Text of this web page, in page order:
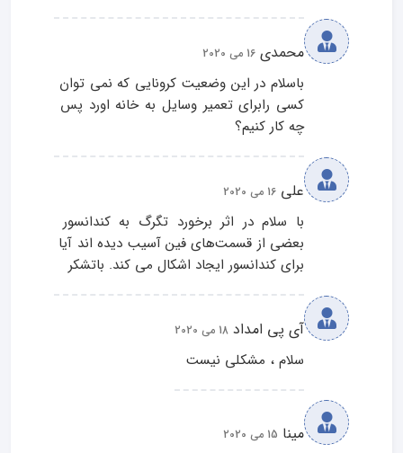
محمدی 16 می 2020
باسلام در این وضعیت کرونایی که نمی توان
کسی رابرای تعمیر وسایل به خانه اورد پس
چه کار کنیم؟
علی 16 می 2020
با سلام در اثر برخورد تگرگ به کندانسور
بعضی از قسمت‌های فین آسیب دیده اند آیا
برای کندانسور ایجاد اشکال می کند. باتشکر
آی پی امداد 18 می 2020
سلام ، مشکلی نیست
مینا 15 می 2020